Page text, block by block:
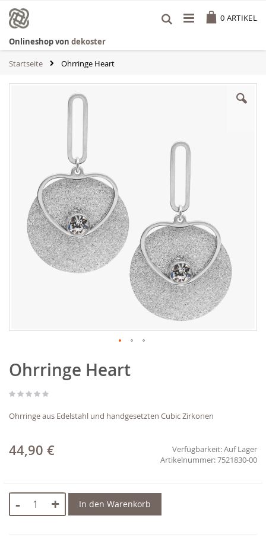
Inhalt
springen
0 ARTIKEL
Onlineshop von dekoster
Startseite Ohrringe Heart
Anfang
der
springen
Ohrringe Heart
Ohrringe aus Edelstahl und handgesetzten Cubic Zirkonen
44,90 € Verfügbarkeit:Auf Lager
7521830-00
- + In den Warenkorb